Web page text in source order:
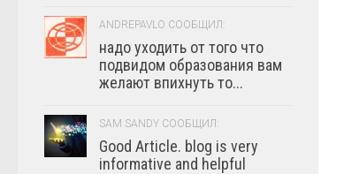
ANDREPAVLO СООБЩИЛ:
надо уходить от того что
подвидом образования вам
желают впихнуть то...
SAM SANDY СООБЩИЛ:
Good Article. blog is very
informative and helpful